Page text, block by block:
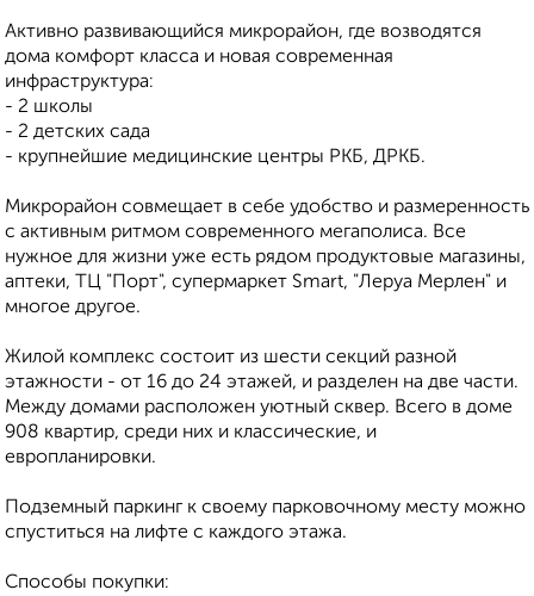
Активно развивающийся микрорайон, где возводятся
дома комфорт класса и новая современная
инфраструктура:
- 2 школы
- 2 детских сада
- крупнейшие медицинские центры РКБ, ДРКБ.
Микрорайон совмещает в себе удобство и размеренность
с активным ритмом современного мегаполиса. Все
нужное для жизни уже есть рядом продуктовые магазины,
аптеки, ТЦ "Порт", супермаркет Smart, "Леруа Мерлен" и
многое другое.
Жилой комплекс состоит из шести секций разной
этажности - от 16 до 24 этажей, и разделен на две части.
Между домами расположен уютный сквер. Всего в доме
908 квартир, среди них и классические, и
европланировки.
Подземный паркинг к своему парковочному месту можно
спуститься на лифте с каждого этажа.
Способы покупки: